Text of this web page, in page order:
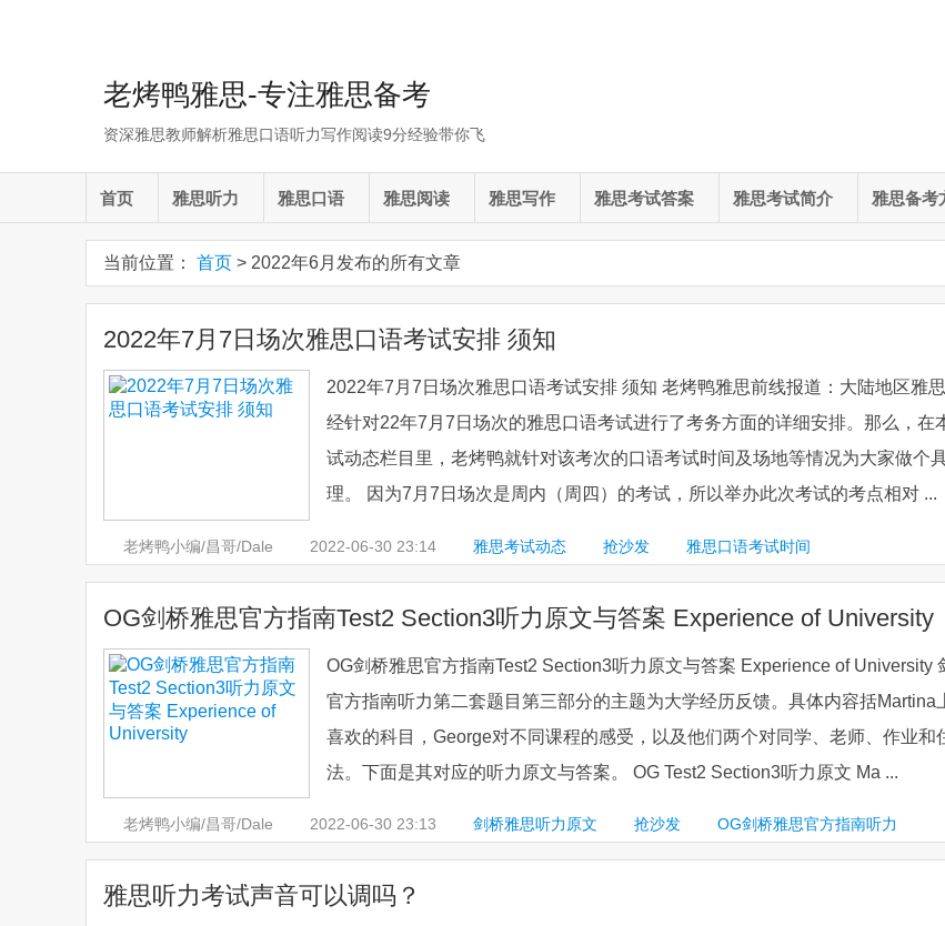
老烤鸭雅思-专注雅思备考
资深雅思教师解析雅思口语听力写作阅读9分经验带你飞
首页 雅思听力 雅思口语 雅思阅读 雅思写作 雅思考试答案 雅思考试简介 雅思备考
当前位置： 首页 > 2022年6月发布的所有文章
2022年7月7日场次雅思口语考试安排 须知
2022年7月7日场次雅思口语考试安排 须知 老烤鸭雅思前线报道：大陆地区雅
经针对22年7月7日场次的雅思口语考试进行了考务方面的详细安排。那么，在
试动态栏目里，老烤鸭就针对该考次的口语考试时间及场地等情况为大家做个
理。 因为7月7日场次是周内（周四）的考试，所以举办此次考试的考点相对 ...
老烤鸭小编/昌哥/Dale 2022-06-30 23:14 雅思考试动态 抢沙发 雅思口语考试时间
OG剑桥雅思官方指南Test2 Section3听力原文与答案 Experience of University
OG剑桥雅思官方指南Test2 Section3听力原文与答案 Experience of University
官方指南听力第二套题目第三部分的主题为大学经历反馈。具体内容括Martina
喜欢的科目，George对不同课程的感受，以及他们两个对同学、老师、作业和
法。下面是其对应的听力原文与答案。 OG Test2 Section3听力原文 Ma ...
老烤鸭小编/昌哥/Dale 2022-06-30 23:13 剑桥雅思听力原文 抢沙发
OG剑桥雅思官方指南听力
原文与答案
雅思听力考试声音可以调吗？